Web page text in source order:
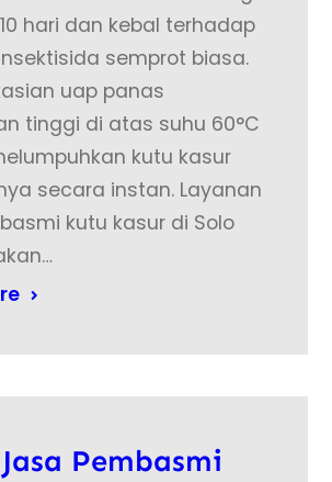
hari dan kebal terhadap
semprot biasa.
uap panas
tinggi di atas suhu 60°C
kutu kasur
secara instan. Layanan
kutu kasur di Solo
Pembasmi